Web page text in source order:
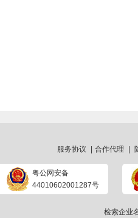
服务协议 合作代理
粤公网安备
44010602001287号
检索企业